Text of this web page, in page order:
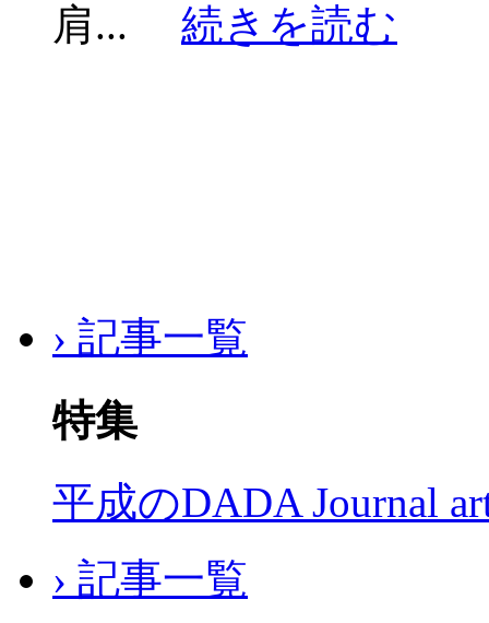
肩... 続きを読む
› 記事一覧
特集
平成のDADA Journal
› 記事一覧